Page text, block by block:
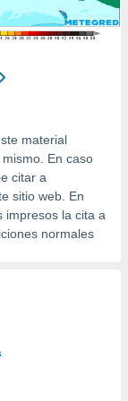
material
En caso
citar a
sitio web. En
impresos la cita a
normales